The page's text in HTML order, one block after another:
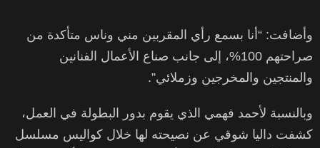
وأضافت: “أنا بسمع رأي المقربين مني وناس متأكدة من
صراحتهم 100%، إلى جانب صناع الأعمال الفنانين
والمنتجين والمخرجين وزملائي”.
وبالنسبة لأحمد فهمي الذي يقوم بدور البطولة في العمل،
كشفت داليا شوقي عن نصيحته لها خلال كواليس مسلسل